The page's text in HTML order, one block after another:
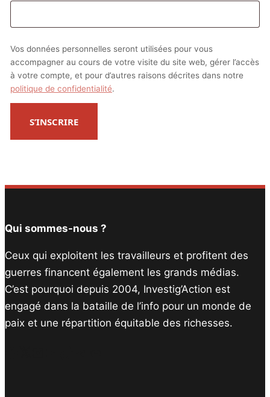
Vos données personnelles seront utilisées pour vous
accompagner au cours de votre visite du site web, gérer l’accès
à votre compte, et pour d’autres raisons décrites dans notre
politique de confidentialité.
S’INSCRIRE
Qui sommes-nous ?
Ceux qui exploitent les travailleurs et profitent des
guerres financent également les grands médias.
C’est pourquoi depuis 2004, Investig’Action est
engagé dans la bataille de l’info pour un monde de
paix et une répartition équitable des richesses.